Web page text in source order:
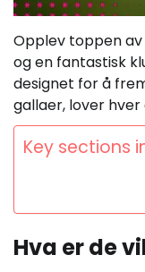
Opplev toppen
og en fantastisk
designet for å
gallaer, lover
Key sections
Hva er de